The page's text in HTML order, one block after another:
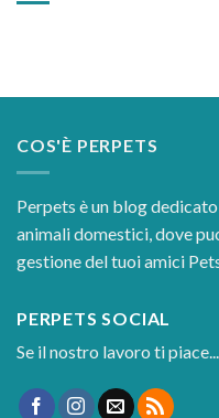
COS'È PERPETS
Perpets è un blog
animali domestici, dove
gestione del tuoi amici
PERPETS SOCIAL
Se il nostro lavoro ti